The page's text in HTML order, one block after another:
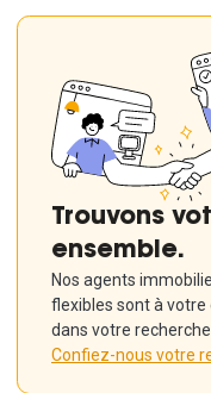
Trouvons
ensemble.
Nos agents
flexibles sont à
dans votre recherche
Confiez-nous votre